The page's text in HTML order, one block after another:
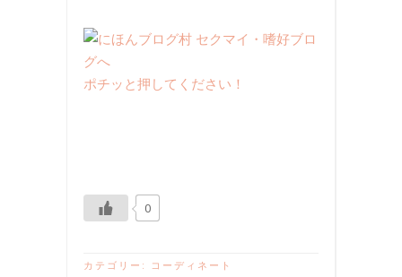
ポチッと押してください！
0
カテゴリー: コーディネート